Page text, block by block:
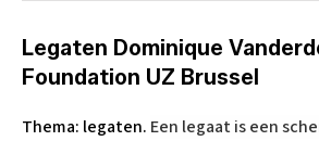
Legaten Dominique
Foundation UZ Brussel
Thema: legaten. Een legaat is een